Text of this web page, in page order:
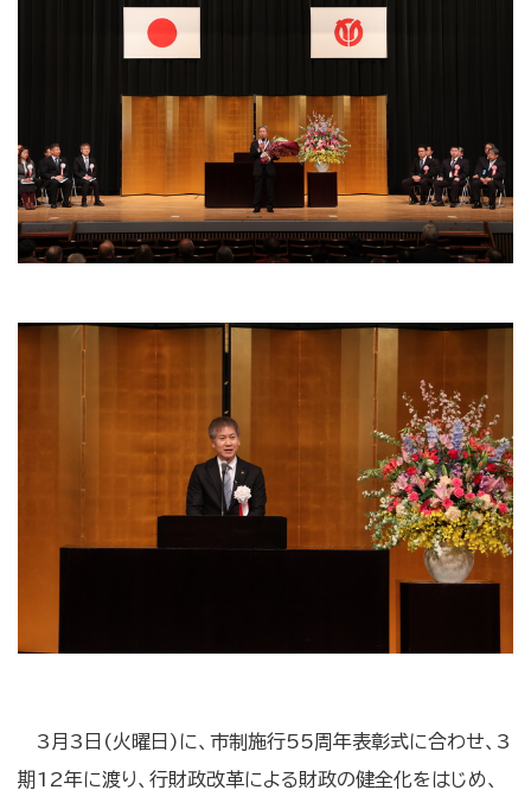
3月3日(火曜日)に、市制施行55周年表彰式に合わせ、3
期12年に渡り、行財政改革による財政の健全化をはじめ、